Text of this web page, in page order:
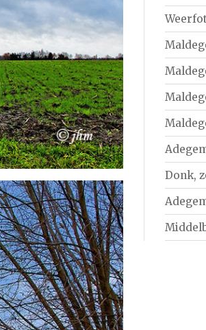
Donk,